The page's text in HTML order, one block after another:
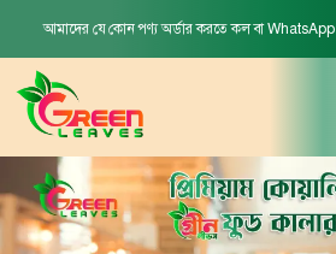
আমাদের যে কোন পণ্য অর্ডার করতে কল বা